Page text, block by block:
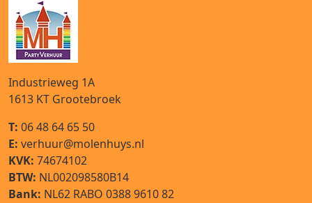
Industrieweg 1A
1613 KT Grootebroek
T: 06 48 64 65 50
E: verhuur@molenhuys.nl
KVK: 74674102
BTW: NL002098580B14
Bank: NL62 RABO 0388 9610 82